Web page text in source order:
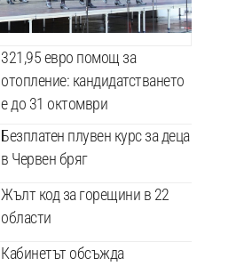
321,95 евро помощ за
отопление: кандидатстването
е до 31 октомври
Безплатен плувен курс за деца
в Червен бряг
Жълт код за горещини в 22
области
Кабинетът обсъжда